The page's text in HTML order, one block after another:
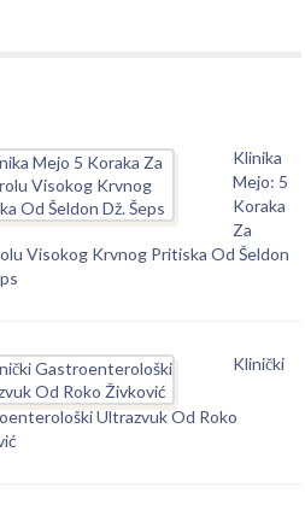
Klinika
Mejo: 5
Koraka
Za
Visokog Krvnog Pritiska Od Šeldon
Klinički
Ultrazvuk Od Roko